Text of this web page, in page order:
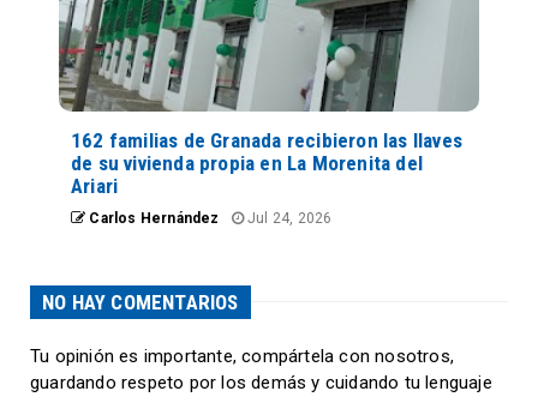
162 familias de Granada recibieron las llaves
de su vivienda propia en La Morenita del
Ariari
Carlos Hernández Jul 24, 2026
NO HAY COMENTARIOS
Tu opinión es importante, compártela con nosotros,
guardando respeto por los demás y cuidando tu lenguaje